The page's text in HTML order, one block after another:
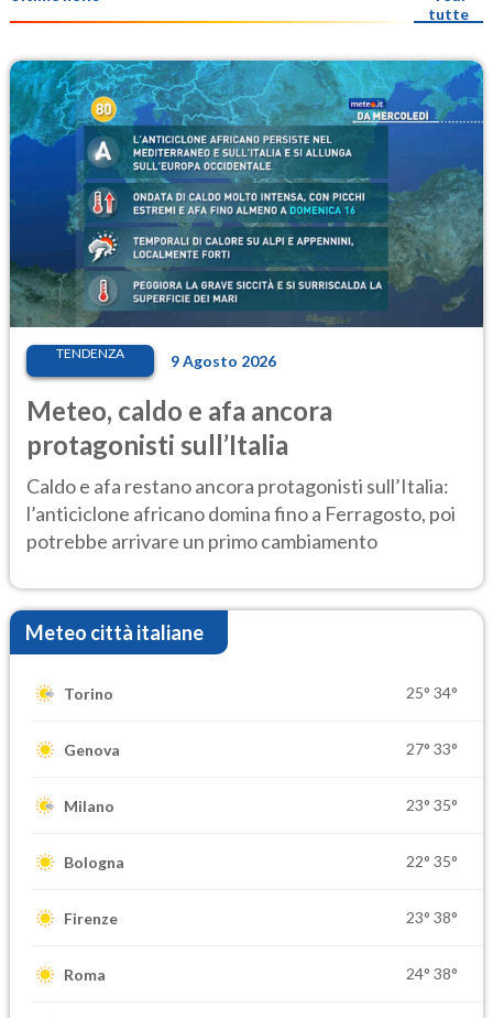
tutte
TENDENZA 9 Agosto 2026
Meteo, caldo e afa ancora
protagonisti sull’Italia
Caldo e afa restano ancora protagonisti sull’Italia:
l’anticiclone africano domina fino a Ferragosto, poi
potrebbe arrivare un primo cambiamento
Meteo città italiane
Torino 25° 34°
Genova 27° 33°
Milano 23° 35°
Bologna 22° 35°
Firenze 23° 38°
Roma 24° 38°